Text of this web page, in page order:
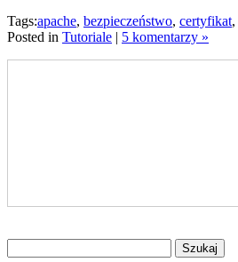
Tags:apache, bezpieczeństwo, certyfikat,
Posted in Tutoriale | 5 komentarzy »